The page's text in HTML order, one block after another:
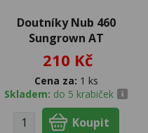
Doutníky Nub 460
Sungrown AT
210 Kč
Cena za: 1 ks
Skladem: do 5 krabiček